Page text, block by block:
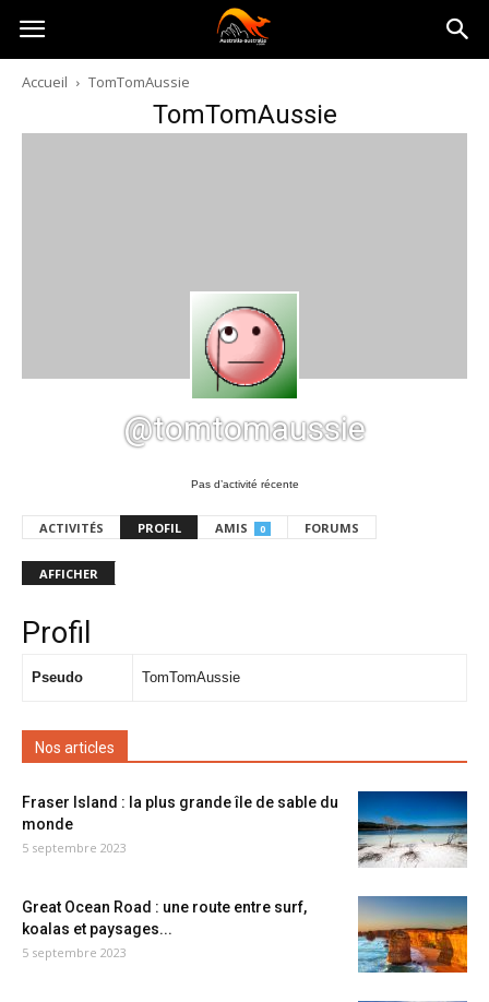
Australia-
australie.com
Accueil TomTomAussie
TomTomAussie
@tomtomaussie
Pas d’activité récente
ACTIVITÉS PROFIL AMIS 0 FORUMS
AFFICHER
Profil
Pseudo TomTomAussie
Nos articles
Fraser Island : la plus grande île de sable du
monde
5 septembre 2023
Great Ocean Road : une route entre surf,
koalas et paysages...
5 septembre 2023